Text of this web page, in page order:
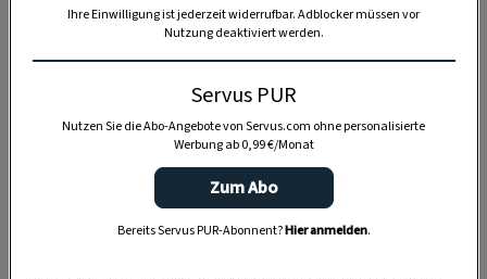
Ihre Einwilligung ist jederzeit widerrufbar. Adblocker müssen vor
Nutzung deaktiviert werden.
Servus PUR
Nutzen Sie die Abo-Angebote von Servus.com ohne personalisierte
Werbung ab 0,99 €/Monat
Zum Abo
Bereits Servus PUR-Abonnent?Hier anmelden.